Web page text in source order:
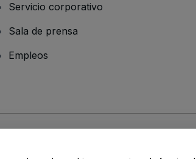
Servicio corporativo
Sala de prensa
Empleos